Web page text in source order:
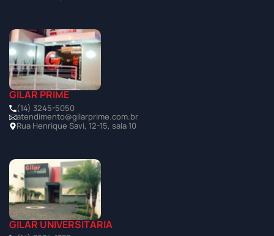
GILAR PRIME
(14) 3245-5050
atendimento@gilarprime.com.br
Rua Henrique Savi, 12-15, sala 10
GILAR UNIVERSITÁRIA